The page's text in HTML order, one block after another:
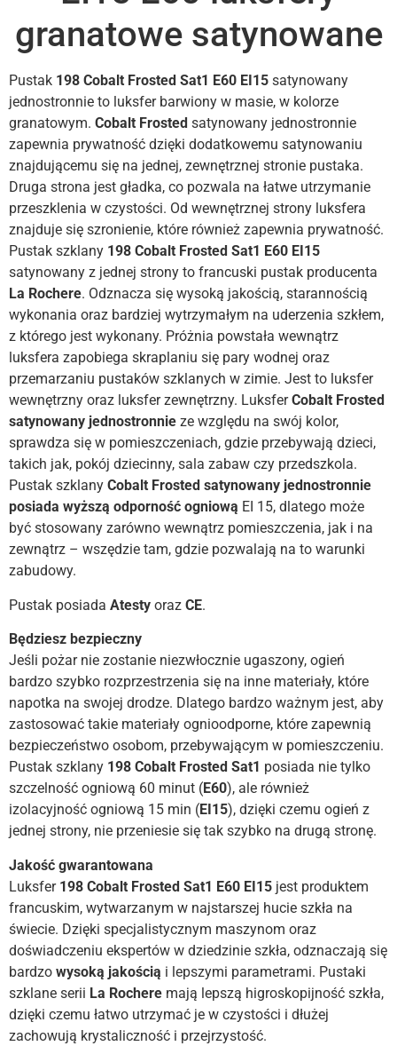
granatowe satynowane
Pustak 198 Cobalt Frosted Sat1 E60 EI15 satynowany
jednostronnie to luksfer barwiony w masie, w kolorze
granatowym. Cobalt Frosted satynowany jednostronnie
zapewnia prywatność dzięki dodatkowemu satynowaniu
znajdującemu się na jednej, zewnętrznej stronie pustaka.
Druga strona jest gładka, co pozwala na łatwe utrzymanie
przeszklenia w czystości. Od wewnętrznej strony luksfera
znajduje się szronienie, które również zapewnia prywatność.
Pustak szklany 198 Cobalt Frosted Sat1 E60 EI15
satynowany z jednej strony to francuski pustak producenta
La Rochere. Odznacza się wysoką jakością, starannością
wykonania oraz bardziej wytrzymałym na uderzenia szkłem,
z którego jest wykonany. Próżnia powstała wewnątrz
luksfera zapobiega skraplaniu się pary wodnej oraz
przemarzaniu pustaków szklanych w zimie. Jest to luksfer
wewnętrzny oraz luksfer zewnętrzny. LuksferCobalt Frosted
satynowany jednostronnie ze względu na swój kolor,
sprawdza się w pomieszczeniach, gdzie przebywają dzieci,
takich jak, pokój dziecinny, sala zabaw czy przedszkola.
Pustak szklany Cobalt Frosted satynowany jednostronnie
posiada wyższą odporność ogniową EI 15, dlatego może
być stosowany zarówno wewnątrz pomieszczenia, jak i na
zewnątrz – wszędzie tam, gdzie pozwalają na to warunki
zabudowy.
Pustak posiada Atesty oraz CE.
Będziesz bezpieczny
Jeśli pożar nie zostanie niezwłocznie ugaszony, ogień
bardzo szybko rozprzestrzenia się na inne materiały, które
napotka na swojej drodze. Dlatego bardzo ważnym jest, aby
zastosować takie materiały ognioodporne, które zapewnią
bezpieczeństwo osobom, przebywającym w pomieszczeniu.
Pustak szklany 198 Cobalt Frosted Sat1 posiada nie tylko
szczelność ogniową 60 minut (E60), ale również
izolacyjność ogniową 15 min (EI15), dzięki czemu ogień z
jednej strony, nie przeniesie się tak szybko na drugą stronę.
Jakość gwarantowana
Luksfer 198 Cobalt Frosted Sat1 E60 EI15 jest produktem
francuskim, wytwarzanym w najstarszej hucie szkła na
świecie. Dzięki specjalistycznym maszynom oraz
doświadczeniu ekspertów w dziedzinie szkła, odznaczają się
bardzo wysoką jakością i lepszymi parametrami. Pustaki
szklane serii La Rochere mają lepszą higroskopijność szkła,
dzięki czemu łatwo utrzymać je w czystości i dłużej
zachowują krystaliczność i przejrzystość.